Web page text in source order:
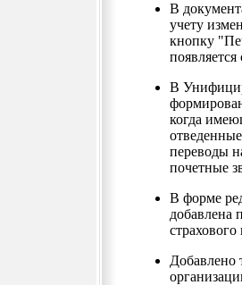
В
учету
кнопку
В
когда
переводы
почетные
В форме
добавлена
Добавлено